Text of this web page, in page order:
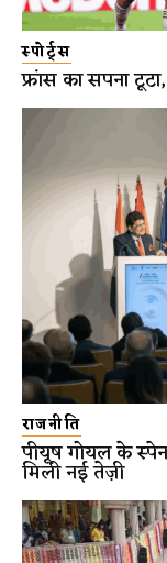
स्पोर्ट्स
फ्रांस का सपना
राजनीति
पीयूष गोयल के
मिली नई तेज़ी